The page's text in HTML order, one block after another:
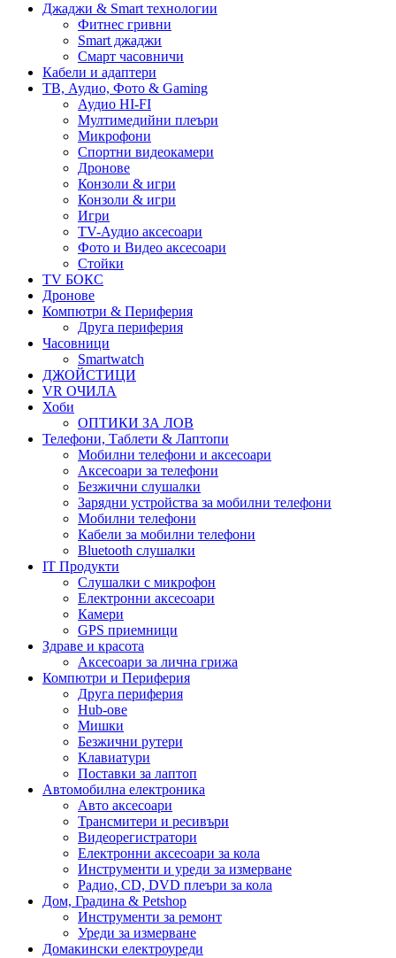
Джаджи & Smart технологии
Фитнес гривни
Smart джаджи
Смарт часовничи
Кабели и адаптери
ТВ, Аудио, Фото & Gaming
Аудио HI-FI
Мултимедийни плеъри
Микрофони
Спортни видеокамери
Дронове
Конзоли & игри
Конзоли & игри
Игри
TV-Аудио аксесоари
Фото и Видео аксесоари
Стойки
TV БОКС
Дронове
Компютри & Периферия
Друга периферия
Часовници
Smartwatch
ДЖОЙСТИЦИ
VR ОЧИЛА
Хоби
ОПТИКИ ЗА ЛОВ
Телефони, Таблети & Лаптопи
Мобилни телефони и аксесоари
Аксесоари за телефони
Безжични слушалки
Зарядни устройства за мобилни телефони
Мобилни телефони
Кабели за мобилни телефони
Bluetooth слушалки
IT Продукти
Слушалки с микрофон
Електронни аксесоари
Камери
GPS приемници
Здраве и красота
Аксесоари за лична грижа
Компютри и Периферия
Друга периферия
Hub-ове
Мишки
Безжични рутери
Клавиатури
Поставки за лаптоп
Автомобилна електроника
Авто аксесоари
Трансмитери и ресивъри
Видеорегистратори
Електронни аксесоари за кола
Инструменти и уреди за измерване
Радио, CD, DVD плеъри за кола
Дом, Градина & Petshop
Инструменти за ремонт
Уреди за измерване
Домакински електроуреди